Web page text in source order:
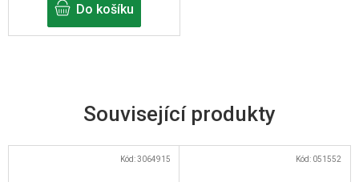
Související produkty
Kód:3064915 Kód: 051552
Do košíku